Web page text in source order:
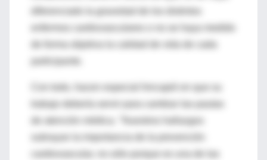
enfermos cardiovasculares o no se haya medido
Con todo, hacen especial hincapié en que su
de atención médica. "Nuestros hallazgos
subrayan la importancia de la prevención
cardiovascular, no sólo porque es una de las